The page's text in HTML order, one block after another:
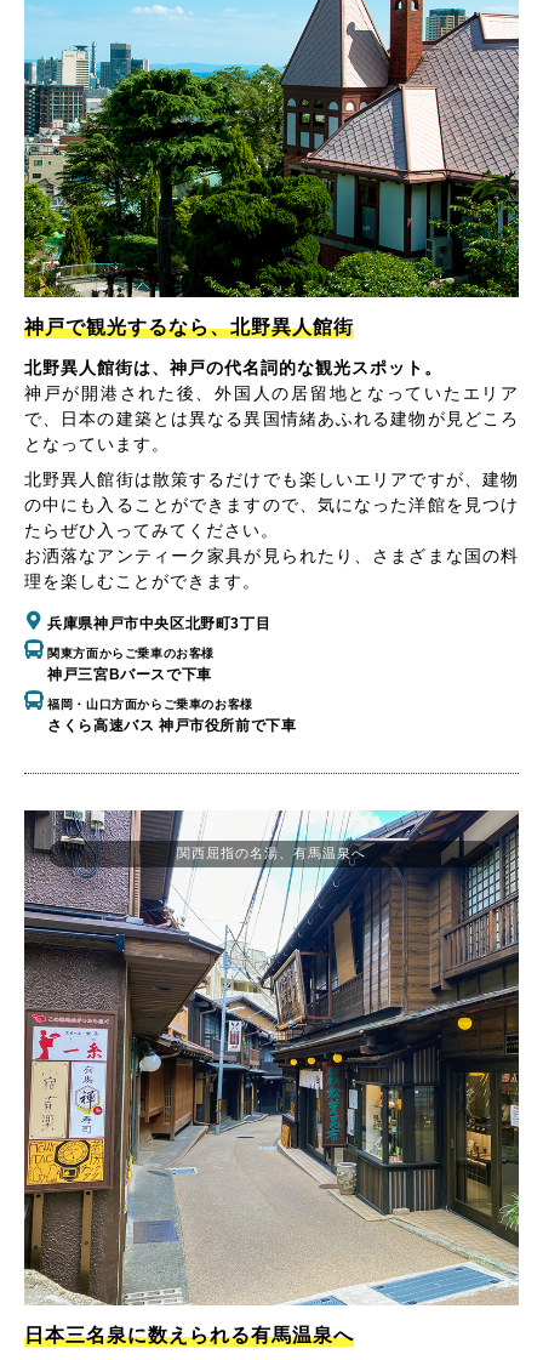
神戸で観光するなら、北野異人館街
北野異人館街は、神戸の代名詞的な観光スポット。
神戸が開港された後、外国人の居留地となっていたエリア
で、日本の建築とは異なる異国情緒あふれる建物が見どころ
となっています。
北野異人館街は散策するだけでも楽しいエリアですが、建物
の中にも入ることができますので、気になった洋館を見つけ
たらぜひ入ってみてください。
お洒落なアンティーク家具が見られたり、さまざまな国の料
理を楽しむことができます。
兵庫県神戸市中央区北野町3丁目
関東方面からご乗車のお客様
神戸三宮Bバースで下車
福岡・山口方面からご乗車のお客様
さくら高速バス 神戸市役所前で下車
関西屈指の名湯、有馬温泉へ
日本三名泉に数えられる有馬温泉へ